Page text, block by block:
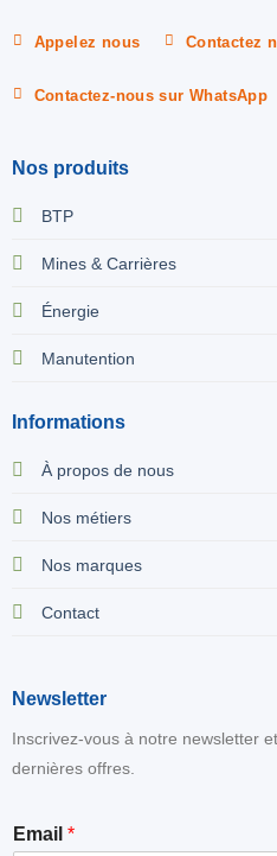
Appelez nous Contactez
Contactez-nous sur WhatsApp
Nos produits
BTP
Mines & Carrières
Énergie
Manutention
Informations
À propos de nous
Nos métiers
Nos marques
Contact
Newsletter
Inscrivez-vous à notre newsletter
dernières offres.
E
m
Email *